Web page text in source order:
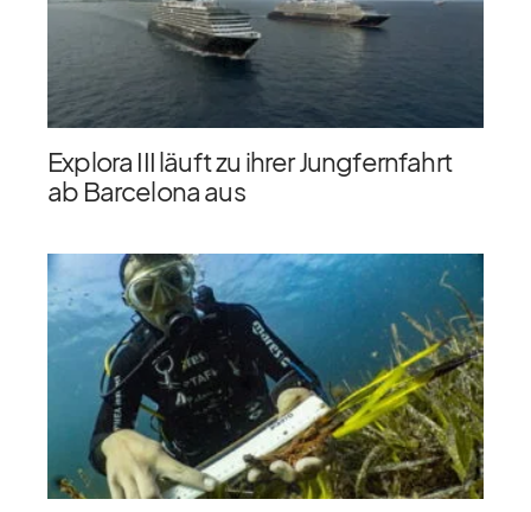
Explora III läuft zu ihrer Jungfernfahrt
ab Barcelona aus